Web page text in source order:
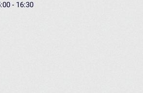
- 16:30